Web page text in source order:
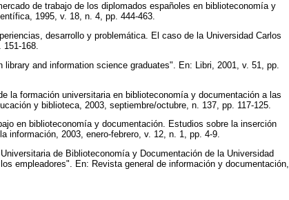
de trabajo de los diplomados españoles en biblioteconomía y
1995, v. 18, n. 4, pp. 444-463.
desarrollo y problemática. El caso de la Universidad Carlos
151-168.
and information science graduates". En: Libri, 2001, v. 51, pp.
la formación universitaria en biblioteconomía y documentación a las
y biblioteca, 2003, septiembre/octubre, n. 137, pp. 117-125.
en biblioteconomía y documentación. Estudios sobre la inserción
información, 2003, enero-febrero, v. 12, n. 1, pp. 4-9.
de Biblioteconomía y Documentación de la Universidad
empleadores". En: Revista general de información y documentación,